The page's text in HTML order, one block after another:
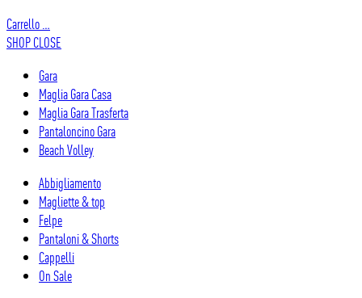
Carrello …
SHOPCLOSE
Gara
Maglia Gara Casa
Maglia Gara Trasferta
Pantaloncino Gara
Beach Volley
Abbigliamento
Magliette & top
Felpe
Pantaloni & Shorts
Cappelli
On Sale